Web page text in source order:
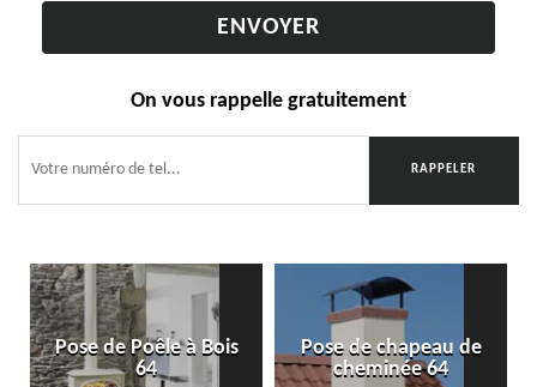
On vous rappelle gratuitement
Pose de Poêle à Bois
64
Pose de chapeau de
cheminée 64